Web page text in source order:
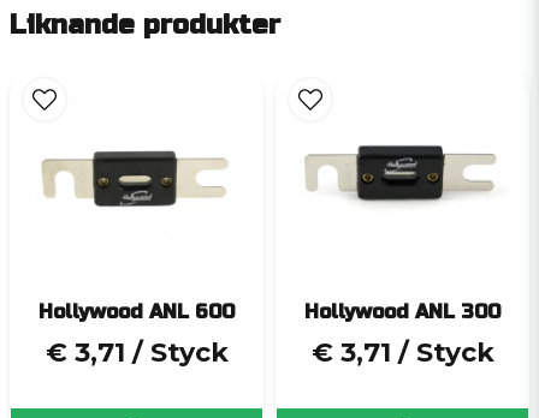
Liknande produkter
Hollywood ANL 600
€ 3,71 / Styck
Hollywood ANL 300
€ 3,71 / Styck